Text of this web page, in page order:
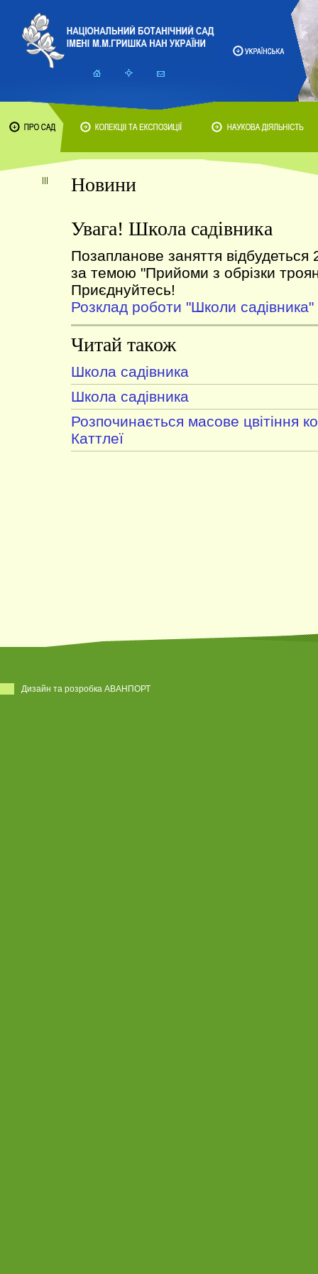
Новини
Увага! Школа садівника
Позапланове заняття
за темою "Прийоми з обрізки
Приєднуйтесь!
Розклад роботи "Школи садівника"
Читай також
Школа садівника
Школа садівника
Розпочинається масове цвітіння
Каттлеї
Дизайн та розробка АВАНПОРТ